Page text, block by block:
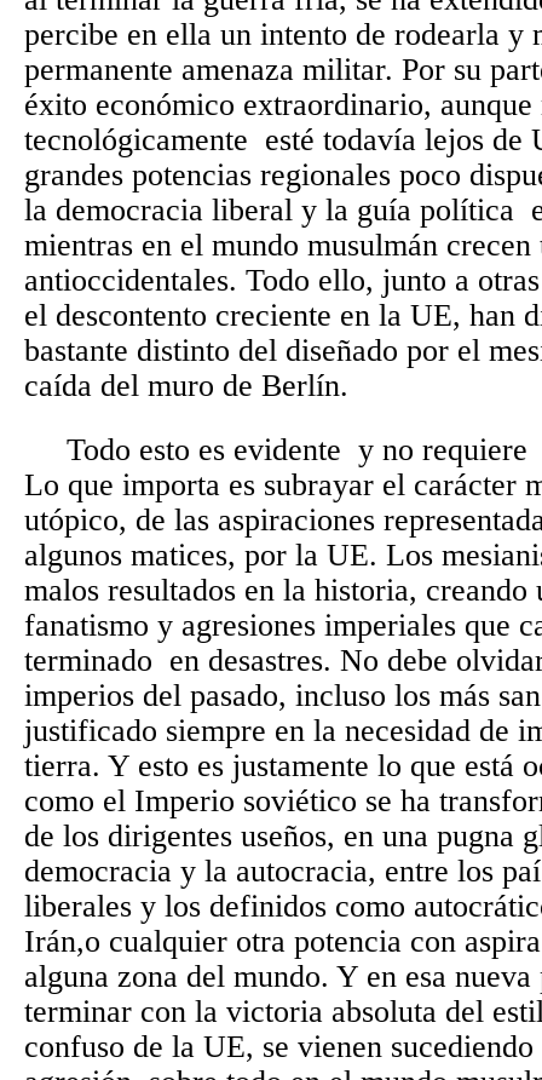
percibe en ella un intento de rodearla y
permanente amenaza militar. Por su
éxito económico extraordinario,
tecnológicamente esté todavía lejos de
grandes potencias regionales poco
la democracia liberal y la guía política
mientras en el mundo musulmán
antioccidentales. Todo ello, junto a
el descontento creciente en la UE, han
bastante distinto del diseñado por el
caída del muro de Berlín.
Todo esto es evidente y no requiere
Lo que importa es subrayar el carácter
utópico, de las aspiraciones
algunos matices, por la UE. Los
malos resultados en la historia, creando
fanatismo y agresiones imperiales que
terminado en desastres. No debe
imperios del pasado, incluso los más
justificado siempre en la necesidad de
tierra. Y esto es justamente lo que está
como el Imperio soviético se ha
de los dirigentes useños, en una pugna
democracia y la autocracia, entre los
liberales y los definidos como
Irán,o cualquier otra potencia con
alguna zona del mundo. Y en esa
terminar con la victoria absoluta del
confuso de la UE, se vienen